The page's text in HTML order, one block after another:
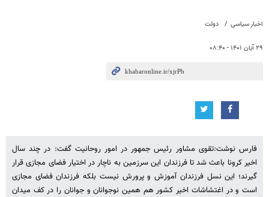
اخبار سیاسی دولت
۲۹ آبان ۱۴۰۱ - ۰۸:۴۰
فارس نوشت:تقوی مشاور رئیس جمهور در امور روحانیت گفت: در چند سال
اخیر کرونا باعث شد تا فرزندان این سرزمین به ناچار در اختیار فضای مجازی قرار
گیرند؛ این نسل فرزندان آموزش و پرورش نیست بلکه فرزندان فضای مجازی
است و در اغتشاشات اخیر کشور هم همین نوجوانان و جوانان را در کف میدان